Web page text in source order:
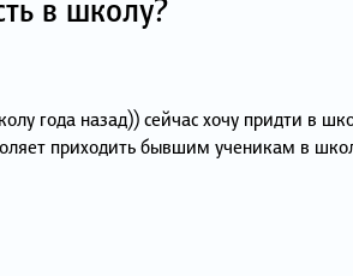
года назад)) сейчас хочу придти в
приходить бывшим ученикам в